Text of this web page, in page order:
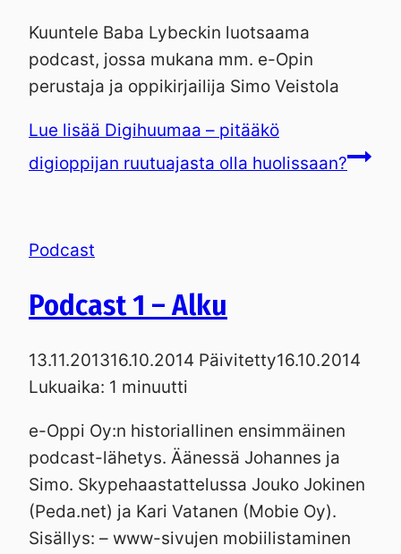
Kuuntele Baba Lybeckin luotsaama
podcast, jossa mukana mm. e-Opin
perustaja ja oppikirjailija Simo Veistola
Lue lisää Digihuumaa – pitääkö
digioppijan ruutuajasta olla huolissaan?
Podcast
Podcast 1 – Alku
13.11.201316.10.2014 Päivitetty16.10.2014
Lukuaika: 1 minuutti
e-Oppi Oy:n historiallinen ensimmäinen
podcast-lähetys. Äänessä Johannes ja
Simo. Skypehaastattelussa Jouko Jokinen
(Peda.net) ja Kari Vatanen (Mobie Oy).
Sisällys: – www-sivujen mobiilistaminen